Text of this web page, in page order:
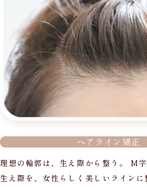
ヘアライン矯正
理想の輪郭は、生え際から整う。 M
生え際を、女性らしく美しいラインに